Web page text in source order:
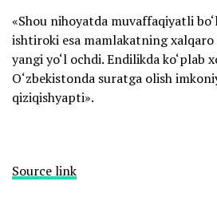
«Shou nihoyatda muvaffaqiyatli
ishtiroki esa mamlakatning
yangi yo‘l ochdi. Endilikda ko‘plab
O‘zbekistonda suratga olish
qiziqishyapti».
Source link